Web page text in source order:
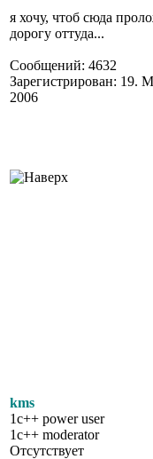
я хочу, чтоб сюда
дорогу оттуда...
Сообщений: 4632
Зарегистрирован: 19.
2006
kms
1c++ power user
1c++ moderator
Отсутствует